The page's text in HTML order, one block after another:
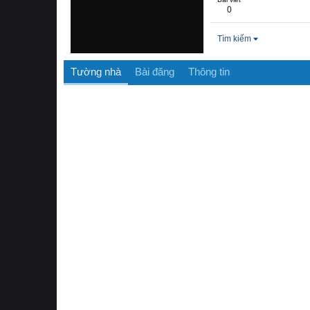
0
Tìm kiếm
Tường nhà Bài đăng Thông tin